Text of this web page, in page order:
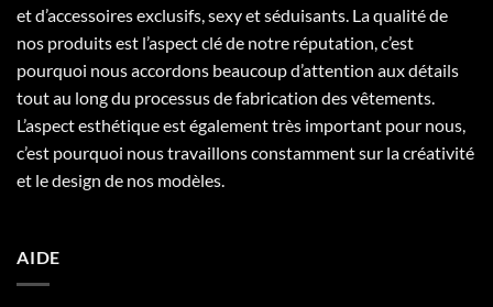
et d’accessoires exclusifs, sexy et séduisants. La qualité de
nos produits est l’aspect clé de notre réputation, c’est
pourquoi nous accordons beaucoup d’attention aux détails
tout au long du processus de fabrication des vêtements.
L’aspect esthétique est également très important pour nous,
c’est pourquoi nous travaillons constamment sur la créativité
et le design de nos modèles.
AIDE